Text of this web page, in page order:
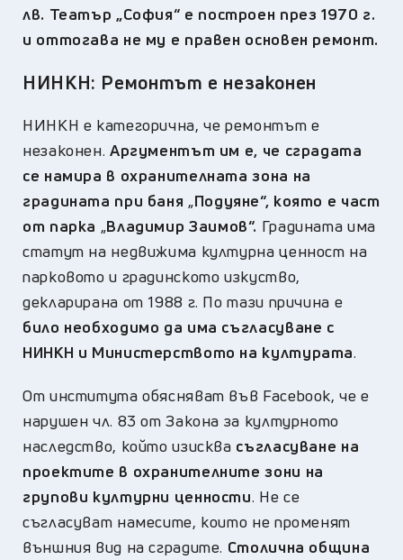
лв. Театър „София“ е построен през 1970 г.
и оттогава не му е правен основен ремонт.
НИНКН: Ремонтът е незаконен
НИНКН е категорична, че ремонтът е
незаконен. Аргументът им е, че сградата
се намира в охранителната зона на
градината при баня „Подуяне“, която е част
от парка „Владимир Заимов“. Градината има
статут на недвижима културна ценност на
парковото и градинското изкуство,
декларирана от 1988 г. По тази причина е
било необходимо да има съгласуване с
НИНКН и Министерството на културата.
От института обясняват във Facebook, че e
нарушен чл. 83 от Закона за културното
наследство, който изисква съгласуване на
проектите в охранителните зони на
групови културни ценности. Не се
съгласуват намесите, които не променят
външния вид на сградите. Столична община